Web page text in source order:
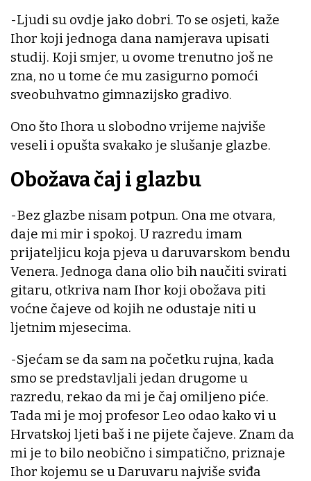
-Ljudi su ovdje jako dobri. To se osjeti, kaže
Ihor koji jednoga dana namjerava upisati
studij. Koji smjer, u ovome trenutno još ne
zna, no u tome će mu zasigurno pomoći
sveobuhvatno gimnazijsko gradivo.
Ono što Ihora u slobodno vrijeme najviše
veseli i opušta svakako je slušanje glazbe.
Obožava čaj i glazbu
-Bez glazbe nisam potpun. Ona me otvara,
daje mi mir i spokoj. U razredu imam
prijateljicu koja pjeva u daruvarskom bendu
Venera. Jednoga dana olio bih naučiti svirati
gitaru, otkriva nam Ihor koji obožava piti
voćne čajeve od kojih ne odustaje niti u
ljetnim mjesecima.
-Sjećam se da sam na početku rujna, kada
smo se predstavljali jedan drugome u
razredu, rekao da mi je čaj omiljeno piće.
Tada mi je moj profesor Leo odao kako vi u
Hrvatskoj ljeti baš i ne pijete čajeve. Znam da
mi je to bilo neobično i simpatično, priznaje
Ihor kojemu se u Daruvaru najviše sviđa